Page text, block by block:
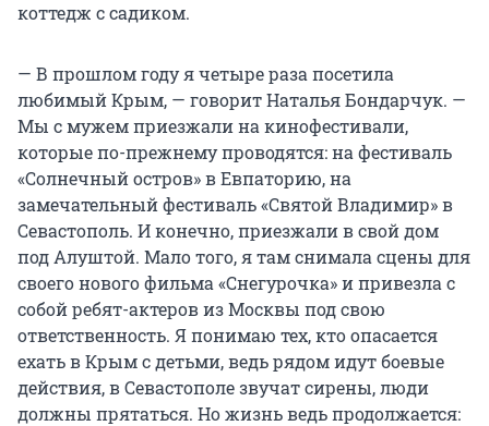
коттедж с садиком.
— В прошлом году я четыре раза посетила
любимый Крым, — говорит Наталья Бондарчук. —
Мы с мужем приезжали на кинофестивали,
которые по-прежнему проводятся: на фестиваль
«Солнечный остров» в Евпаторию, на
замечательный фестиваль «Святой Владимир» в
Севастополь. И конечно, приезжали в свой дом
под Алуштой. Мало того, я там снимала сцены для
своего нового фильма «Снегурочка» и привезла с
собой ребят-актеров из Москвы под свою
ответственность. Я понимаю тех, кто опасается
ехать в Крым с детьми, ведь рядом идут боевые
действия, в Севастополе звучат сирены, люди
должны прятаться. Но жизнь ведь продолжается: